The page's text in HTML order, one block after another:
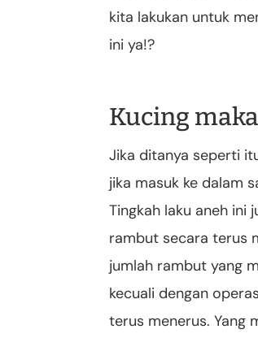
kita lakukan untuk
ini ya!?
Kucing
Jika ditanya seperti
jika masuk ke dalam
Tingkah laku aneh ini
rambut secara terus
jumlah rambut yang
kecuali dengan
terus menerus. Yang